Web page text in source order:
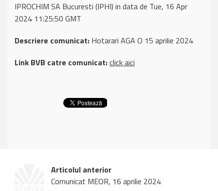
IPROCHIM SA Bucuresti (IPHI) in data de Tue, 16 Apr
2024 11:25:50 GMT
Descriere comunicat: Hotarari AGA O 15 aprilie 2024
Link BVB catre comunicat:click aici
Articolul anterior
Comunicat MEOR, 16 aprilie 2024